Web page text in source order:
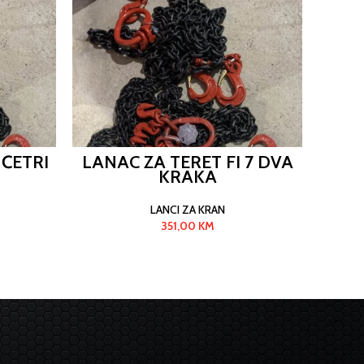
LANAC ZA TERET FI 7 DVA
KRAKA
LANCI ZA KRAN
351,00 KM